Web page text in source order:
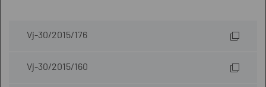
Vj-30/2015/176
Vj-30/2015/160